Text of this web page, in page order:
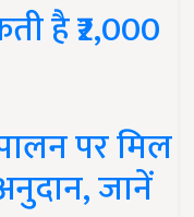
है ₹2,000
पर मिल
जानें